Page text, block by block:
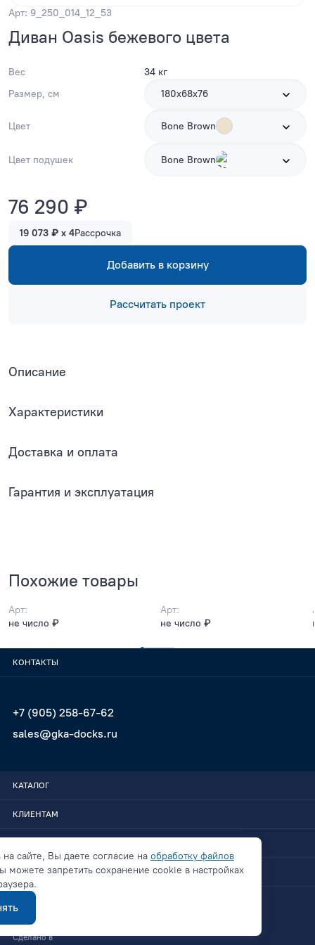
Арт: 9_250_014_12_53
Диван Oasis бежевого цвета
Вес
34 кг
Размер, см
180х68х76
Цвет Bone Brown
Цвет подушек Bone Brown
76 290 ₽
19 073 ₽ x 4Рассрочка
Добавить в корзину
Рассчитать проект
Описание
Характеристики
Доставка и оплата
Гарантия и эксплуатация
Похожие товары
Арт:
не число ₽
Арт:
не число ₽
КОНТАКТЫ
+7 (905) 258-67-62
sales@gka-docks.ru
КАТАЛОГ
КЛИЕНТАМ
СВЯЗАТЬСЯ
Политика конфиденциальности
Сделано в
на сайте, Вы даете согласие на обработку файлов
можете запретить сохранение cookie в настройках